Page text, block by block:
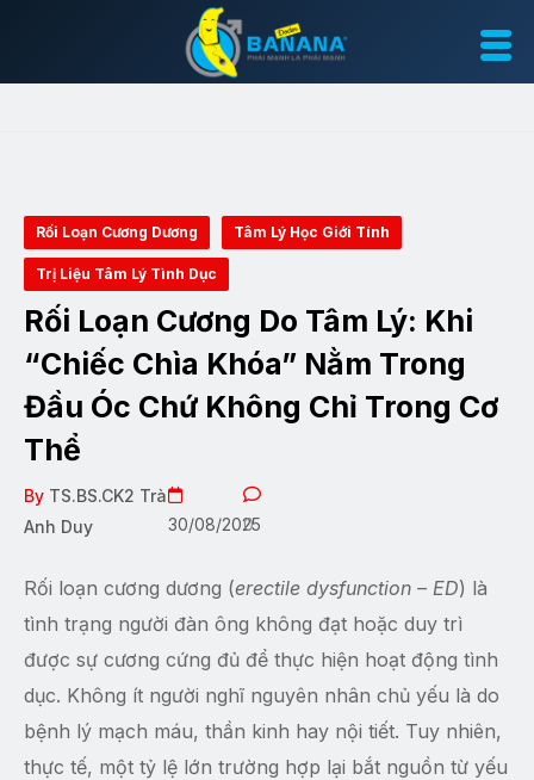
Rối Loạn Cương Dương Tâm Lý Học Giới Tính
Trị Liệu Tâm Lý Tình Dục
Rối Loạn Cương Do Tâm Lý: Khi
“Chiếc Chìa Khóa” Nằm Trong
Đầu Óc Chứ Không Chỉ Trong Cơ
Thể
By TS.BS.CK2 Trà
Anh Duy
30/08/2025
0
Rối loạn cương dương (erectile dysfunction – ED) là
tình trạng người đàn ông không đạt hoặc duy trì
được sự cương cứng đủ để thực hiện hoạt động tình
dục. Không ít người nghĩ nguyên nhân chủ yếu là do
bệnh lý mạch máu, thần kinh hay nội tiết. Tuy nhiên,
thực tế, một tỷ lệ lớn trường hợp lại bắt nguồn từ yếu